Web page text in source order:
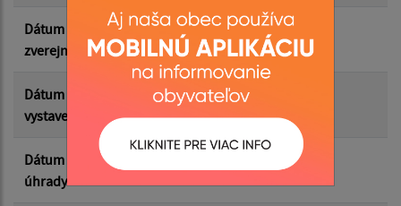
Filtrovať
Dátum
zverejnenia
07.05.2026
Dátum
vystavenia
07.05.2026
Dátum
úhrady